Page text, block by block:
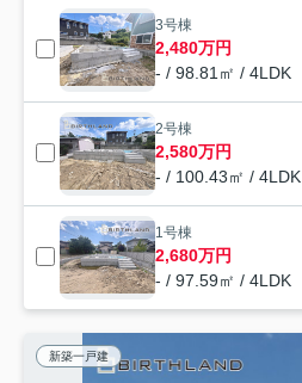
3号棟
2,480万円
- / 98.81㎡ / 4LDK
2号棟
2,580万円
- / 100.43㎡ / 4LDK
1号棟
2,680万円
- / 97.59㎡ / 4LDK
新築一戸建